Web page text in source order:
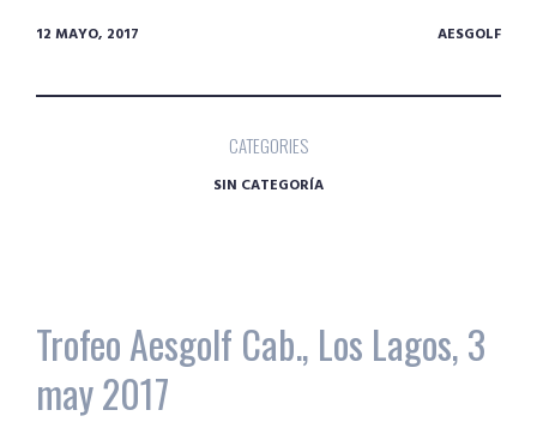
12 MAYO, 2017 AESGOLF
CATEGORIES
SIN CATEGORÍA
Trofeo Aesgolf Cab., Los Lagos, 3
may 2017